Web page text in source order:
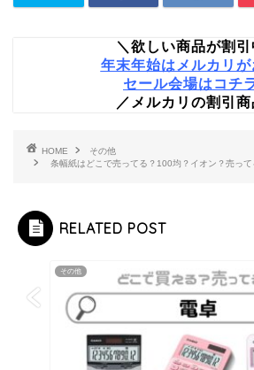
＼欲しい商品が割引
年末年始はメルカリが
セール会場はコチ
／メルカリの割引商
HOME
その他
条幅紙はどこで売ってる？100均？イオン？売って
RELATED POST
その他